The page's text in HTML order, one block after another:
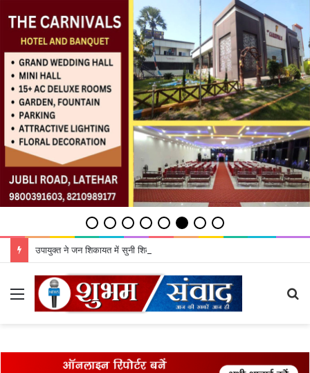
उपायुक्‍त ने जन शिकायत में सुनी शिकायतें, समाधान का दिया भरोसा
Menu